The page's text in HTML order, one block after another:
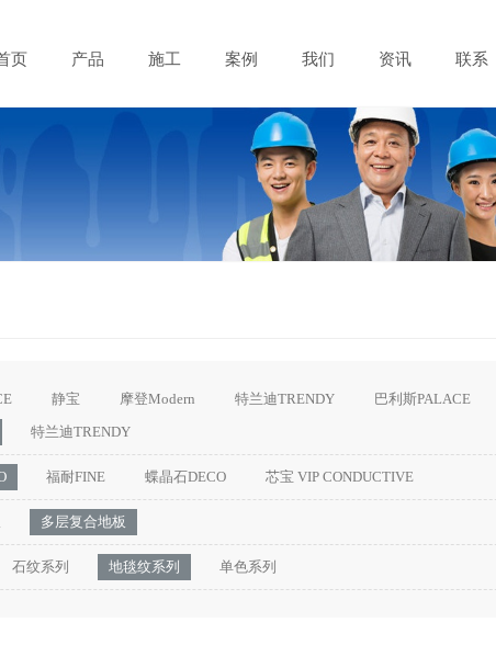
页 产品 施工 案例 我们 资讯 联系
静宝 摩登Modern 特兰迪TRENDY 巴利斯PALACE
特兰迪TRENDY
福耐FINE 蝶晶石DECO 芯宝 VIP CONDUCTIVE
多层复合地板
石纹系列 地毯纹系列 单色系列